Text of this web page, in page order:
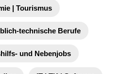
| Tourismus
technische Berufe
und Nebenjobs